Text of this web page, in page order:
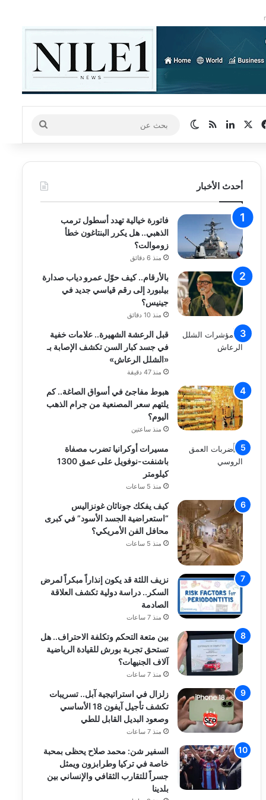
فيسبوك لينكدإنملخص الموقع RSS
الوضع المظلم
بحث
عن
أحدث الأخبار
فاتورة خيالية تهدد أسطول ترمب
الذهبي.. هل يكرر البنتاغون خطأ
زوموالت؟
منذ 6 دقائق
بالأرقام.. كيف حوّل عمرو دياب صدارة
بيلبورد إلى رقم قياسي جديد في
جينيس؟
منذ 10 دقائق
قبل الرعشة الشهيرة.. علامات خفية
في جسد كبار السن تكشف الإصابة بـ
«الشلل الرعاش»
منذ 47 دقيقة
هبوط مفاجئ في أسواق الصاغة.. كم
يلتهم سعر المصنعية من جرام الذهب
اليوم؟
منذ ساعتين
مسيرات أوكرانيا تضرب مصفاة
باشنفت-نوفويل على عمق 1300
كيلومتر
منذ 5 ساعات
كيف يفكك جوناثان غونزاليس
“استعراضية الجسد الأسود” في كبرى
محافل الفن الأمريكي؟
منذ 5 ساعات
نزيف اللثة قد يكون إنذاراً مبكراً لمرض
السكر.. دراسة دولية تكشف العلاقة
الصادمة
منذ 7 ساعات
بين متعة التحكم وتكلفة الاحتراف.. هل
تستحق تجربة بورش للقيادة الرياضية
آلاف الجنيهات؟
منذ 7 ساعات
زلزال في استراتيجية آبل.. تسريبات
تكشف تأجيل آيفون 18 الأساسي
وصعود البديل القابل للطي
منذ 7 ساعات
السفير شن: محمد صلاح يحظى بمحبة
خاصة في تركيا وطرابزون ويمثل
جسراً للتقارب الثقافي والإنساني بين
بلدينا